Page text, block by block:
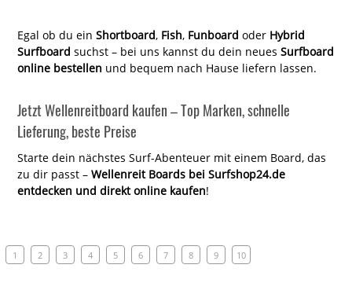
Egal ob du ein Shortboard, Fish, Funboard oder Hybrid
Surfboard suchst – bei uns kannst du dein neues Surfboard
online bestellen und bequem nach Hause liefern lassen.
Jetzt Wellenreitboard kaufen – Top Marken, schnelle
Lieferung, beste Preise
Starte dein nächstes Surf-Abenteuer mit einem Board, das
zu dir passt – Wellenreit Boards bei Surfshop24.de
entdecken und direkt online kaufen!
1 2 3 4 5 6 7 8 9 10